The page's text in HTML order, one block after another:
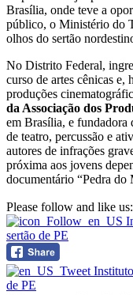
Brasília, onde teve a
público, o Ministério do
olhos do sertão
No Distrito Federal,
curso de artes cênicas e,
produções
da Associação dos
em Brasília, e
de teatro, percussão e
autores de infrações
próxima aos jovens
documentário “Pedra do
Please follow and like us: